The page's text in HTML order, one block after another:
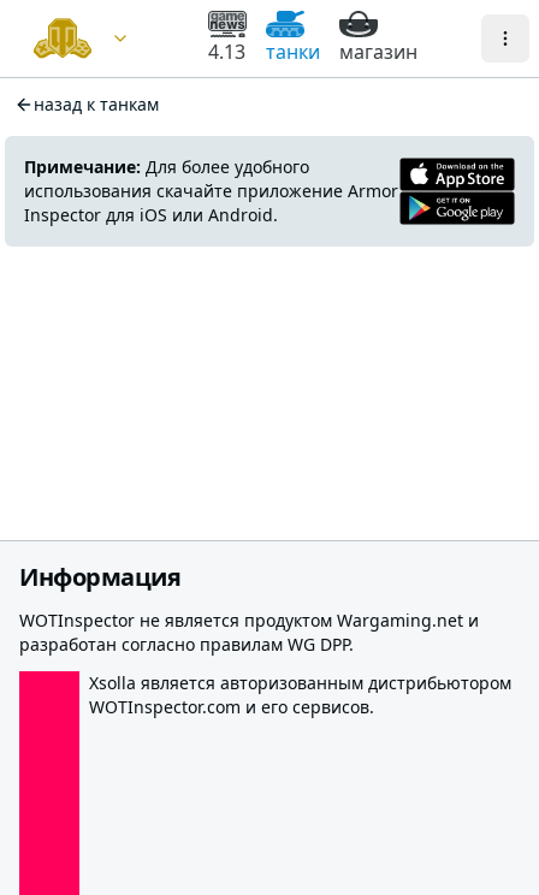
4.13 танки магазин
назад к танкам
Примечание: Для более удобного
использования скачайте приложение Armor
Inspector для iOS или Android.
Информация
WOTInspector не является продуктом Wargaming.net и
разработан согласно правилам WG DPP.
Xsolla является авторизованным дистрибьютором
WOTInspector.com и его сервисов.